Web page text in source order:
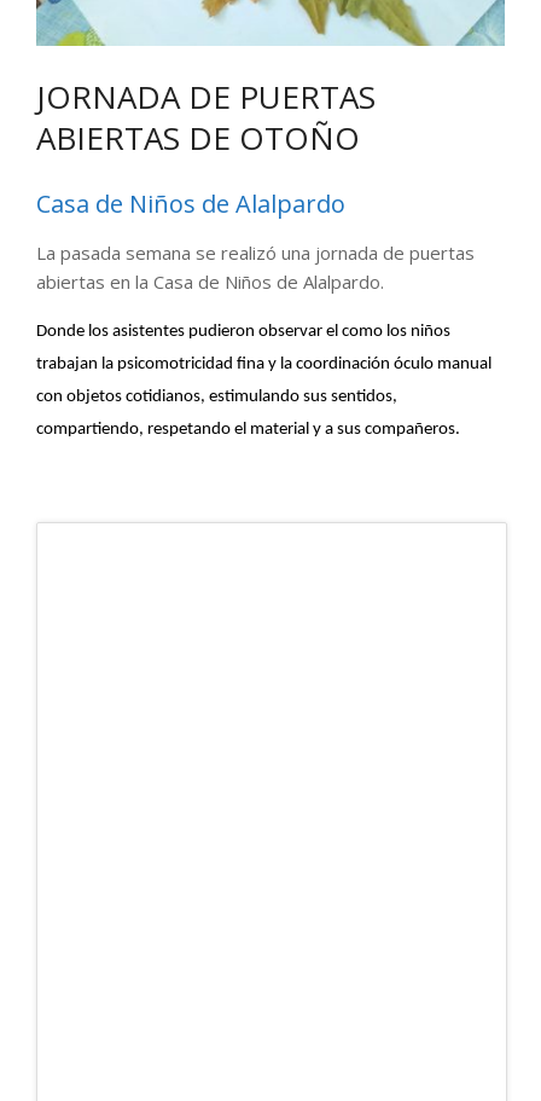
JORNADA DE PUERTAS
ABIERTAS DE OTOÑO
Casa de Niños de Alalpardo
La pasada semana se realizó una jornada de puertas
abiertas en la Casa de Niños de Alalpardo.
Donde los asistentes pudieron observar el como los niños
trabajan la psicomotricidad fina y la coordinación óculo manual
con objetos cotidianos, estimulando sus sentidos,
compartiendo, respetando el material y a sus compañeros.